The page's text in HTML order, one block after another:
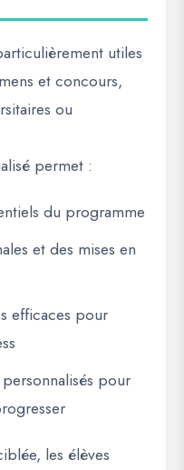
utiles
et concours,
ou
permet :
du programme
et des mises en
efficaces pour
pour
les élèves